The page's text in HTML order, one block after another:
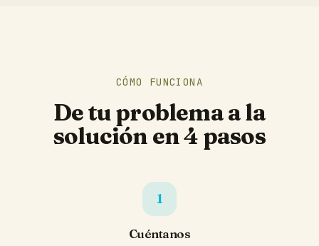
CÓMO FUNCIONA
De tu problema a la
solución en 4 pasos
1
Cuéntanos